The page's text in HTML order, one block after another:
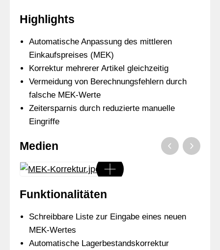
Highlights
Automatische Anpassung des mittleren
Einkaufspreises (MEK)
Korrektur mehrerer Artikel gleichzeitig
Vermeidung von Berechnungsfehlern durch
falsche MEK-Werte
Zeitersparnis durch reduzierte manuelle
Eingriffe
Medien
Funktionalitäten
Schreibbare Liste zur Eingabe eines neuen
MEK-Wertes
Automatische Lagerbestandskorrektur